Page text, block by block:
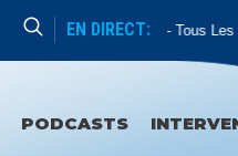
EN DIRECT:
Enseignement Tous Les
PODCASTS